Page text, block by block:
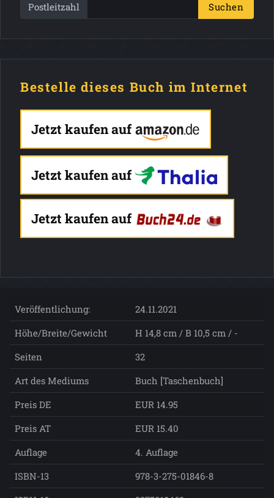
Postleitzahl Suchen
Bestelle dieses Buch im Internet
Jetzt kaufen auf
Jetzt kaufen auf
Jetzt kaufen auf
Veröffentlichung:
24.11.2021
Höhe/Breite/Gewicht
H 14,8 cm / B 10,5 cm / -
Seiten
32
Art des Mediums
Buch [Taschenbuch]
Preis DE
EUR 14.95
Preis AT
EUR 15.40
Auflage
4. Auflage
ISBN-13
978-3-275-01846-8